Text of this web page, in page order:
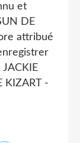
et
DE
attribué
KIZART -